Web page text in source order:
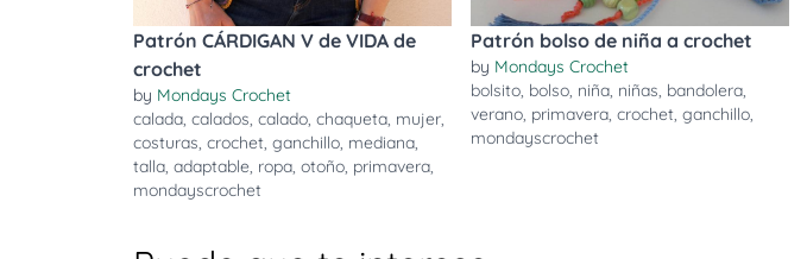
Patrón CÁRDIGAN V de VIDA de
crochet
by Mondays Crochet
calada, calados, calado, chaqueta, mujer,
costuras, crochet, ganchillo, mediana,
talla, adaptable, ropa, otoño, primavera,
mondayscrochet
Patrón bolso de niña a crochet
by Mondays Crochet
bolsito, bolso, niña, niñas, bandolera,
verano, primavera, crochet, ganchillo,
mondayscrochet